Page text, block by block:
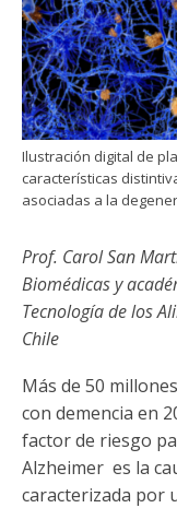
Ilustración digital de
características
asociadas a la
Prof. Carol San
Biomédicas y
Tecnología de los
Chile
Más de 50
con demencia en
factor de riesgo
Alzheimer es la
caracterizada por